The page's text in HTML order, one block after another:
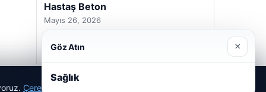
Hastaş Beton
Mayıs 26, 2026
Çerez Politikamız
Göz Atın ×
Sağlık